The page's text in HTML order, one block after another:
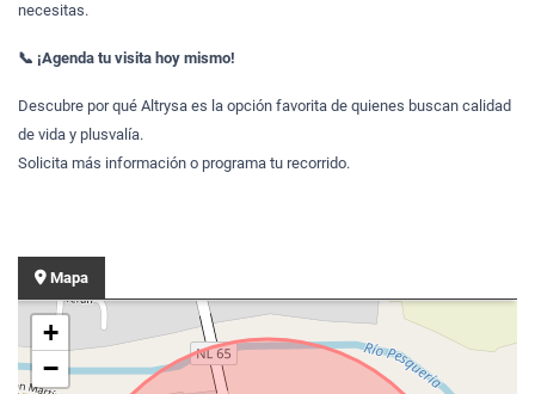
necesitas.
📞 ¡Agenda tu visita hoy mismo!
Descubre por qué Altrysa es la opción favorita de quienes buscan calidad
de vida y plusvalía.
Solicita más información o programa tu recorrido.
Mapa
+
−